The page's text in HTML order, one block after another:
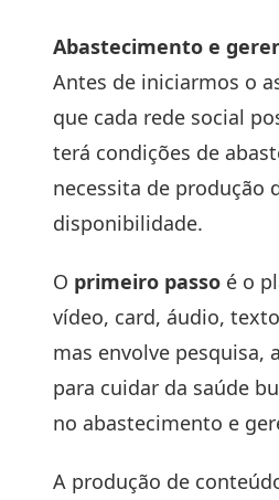
Abastecimento e
Antes de iniciarmos o
que cada rede social
terá condições de
necessita de produção
disponibilidade.
O primeiro passo é o
vídeo, card, áudio,
mas envolve pesquisa,
para cuidar da saúde
no abastecimento e
A produção de